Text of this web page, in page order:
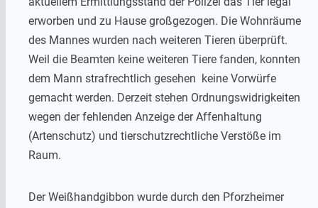
erworben und zu Hause großgezogen. Die Wohnräume
des Mannes wurden nach weiteren Tieren überprüft.
Weil die Beamten keine weiteren Tiere fanden, konnten
dem Mann strafrechtlich gesehen keine Vorwürfe
gemacht werden. Derzeit stehen Ordnungswidrigkeiten
wegen der fehlenden Anzeige der Affenhaltung
(Artenschutz) und tierschutzrechtliche Verstöße im
Raum.
Der Weißhandgibbon wurde durch den Pforzheimer